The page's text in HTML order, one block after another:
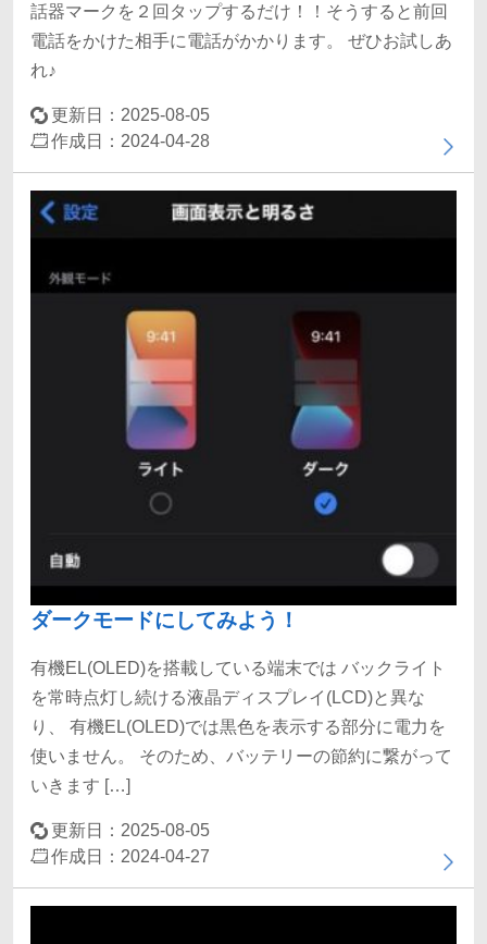
話器マークを２回タップするだけ！！そうすると前回
電話をかけた相手に電話がかかります。 ぜひお試しあ
れ♪
更新日：2025-08-05
作成日：2024-04-28
ダークモードにしてみよう！
有機EL(OLED)を搭載している端末では バックライト
を常時点灯し続ける液晶ディスプレイ(LCD)と異な
り、 有機EL(OLED)では黒色を表示する部分に電力を
使いません。 そのため、バッテリーの節約に繋がって
いきます […]
更新日：2025-08-05
作成日：2024-04-27